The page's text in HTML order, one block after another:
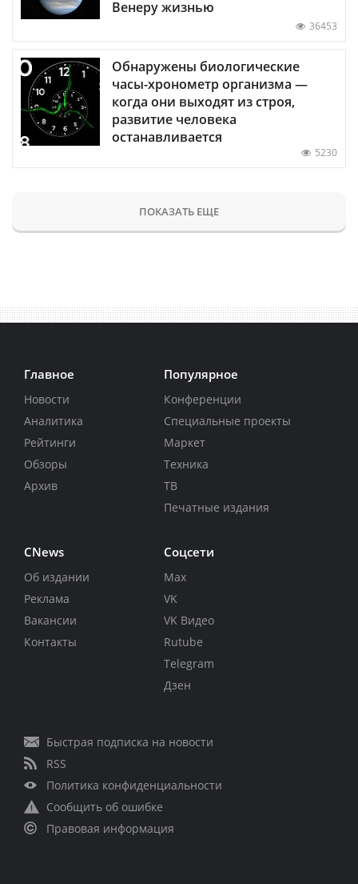
Венеру жизнью
36453
Обнаружены биологические
часы-хронометр организма —
когда они выходят из строя,
развитие человека
останавливается
5230
ПОКАЗАТЬ ЕЩЕ
Главное
Новости
Аналитика
Рейтинги
Обзоры
Архив
Популярное
Конференции
Специальные проекты
Маркет
Техника
ТВ
Печатные издания
CNews
Об издании
Реклама
Вакансии
Контакты
Соцсети
Max
VK
VK Видео
Rutube
Telegram
Дзен
Быстрая подписка на новости
RSS
Политика конфиденциальности
Сообщить об ошибке
Правовая информация